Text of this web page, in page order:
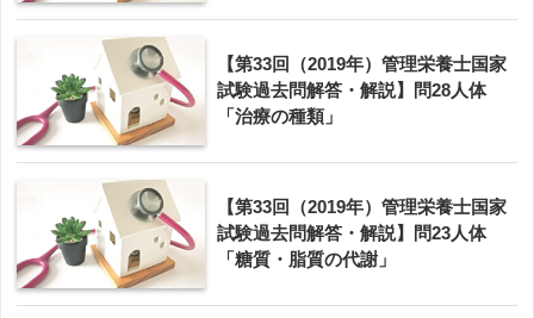
【第33回（2019年）管理栄養士国家
試験過去問解答・解説】問28人体
「治療の種類」
【第33回（2019年）管理栄養士国家
試験過去問解答・解説】問23人体
「糖質・脂質の代謝」